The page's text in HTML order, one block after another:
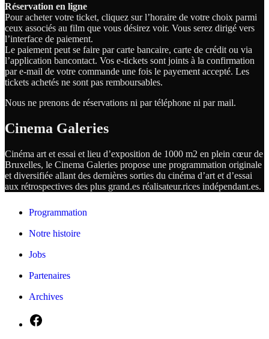
Réservation en ligne
Pour acheter votre ticket, cliquez sur l’horaire de votre choix parmi
ceux associés au film que vous désirez voir. Vous serez dirigé vers
l’interface de paiement.
Le paiement peut se faire par carte bancaire, carte de crédit ou via
l’application bancontact. Vos e-tickets sont joints à la confirmation
par e-mail de votre commande une fois le payement accepté. Les
tickets achetés ne sont pas remboursables.
Nous ne prenons de réservations ni par téléphone ni par mail.
Cinema Galeries
Cinéma art et essai et lieu d’exposition de 1000 m2 en plein cœur de
Bruxelles, le Cinema Galeries propose une programmation originale
et diversifiée allant des dernières sorties du cinéma d’art et d’essai
aux rétrospectives des plus grand.es réalisateur.rices indépendant.es.
Programmation
Notre histoire
Jobs
Partenaires
Archives